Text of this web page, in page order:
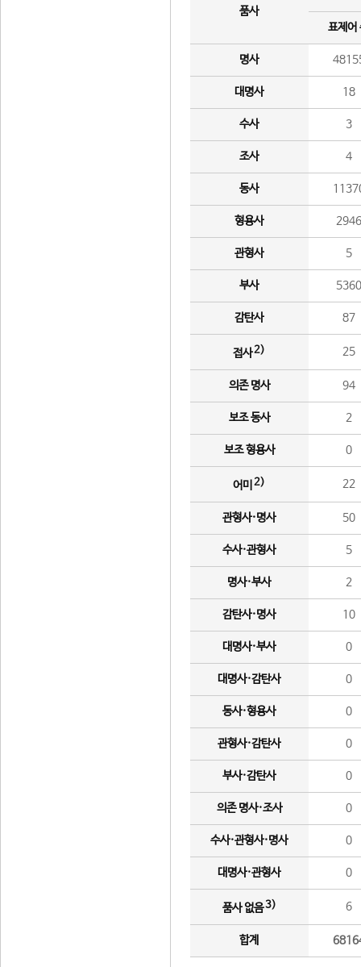
품사
표제어
명사
대명사 18
수사 3
조사 4
동사
형용사 2946
관형사 5
부사 5360
감탄사 87
접사2) 25
의존 명사 94
보조 동사 2
보조 형용사 0
어미 2) 22
관형사·명사 50
수사·관형사 5
명사·부사 2
감탄사·명사 10
대명사·부사 0
대명사·감탄사 0
동사·형용사 0
관형사·감탄사 0
부사·감탄사 0
의존 명사·조사 0
수사·관형사·명사 0
대명사·관형사 0
품사 없음3) 6
합계